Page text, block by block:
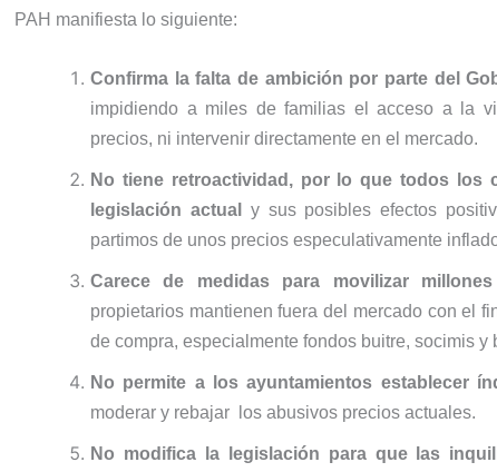
PAH manifiesta lo siguiente:
Confirma la falta de ambición por parte del
impidiendo a miles de familias el acceso a la
precios, ni intervenir directamente en el mercado.
No tiene retroactividad, por lo que todos los
legislación actual
y sus posibles efectos
partimos de unos precios especulativamente
Carece de medidas para movilizar
propietarios mantienen fuera del mercado con el
de compra, especialmente fondos buitre, socimis y
No permite a los ayuntamientos establecer
moderar y rebajar los abusivos precios actuales.
No modifica la legislación para que las